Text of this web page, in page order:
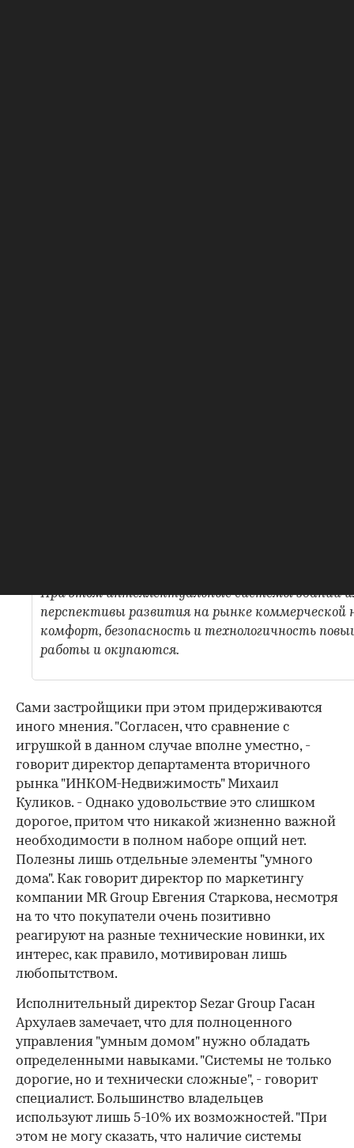
При этом интеллектуальные системы зданий
перспективы развития на рынке коммерческой
комфорт, безопасность и технологичность
работы и окупаются.
Сами застройщики при этом придерживаются
иного мнения. "Согласен, что сравнение с
игрушкой в данном случае вполне уместно, -
говорит директор департамента вторичного
рынка "ИНКОМ-Недвижимость" Михаил
Куликов. - Однако удовольствие это слишком
дорогое, притом что никакой жизненно важной
необходимости в полном наборе опций нет.
Полезны лишь отдельные элементы "умного
дома". Как говорит директор по маркетингу
компании MR Group Евгения Старкова, несмотря
на то что покупатели очень позитивно
реагируют на разные технические новинки, их
интерес, как правило, мотивирован лишь
любопытством.
Исполнительный директор Sezar Group Гасан
Архулаев замечает, что для полноценного
управления "умным домом" нужно обладать
определенными навыками. "Системы не только
дорогие, но и технически сложные", - говорит
специалист. Большинство владельцев
используют лишь 5-10% их возможностей. "При
этом не могу сказать, что наличие системы